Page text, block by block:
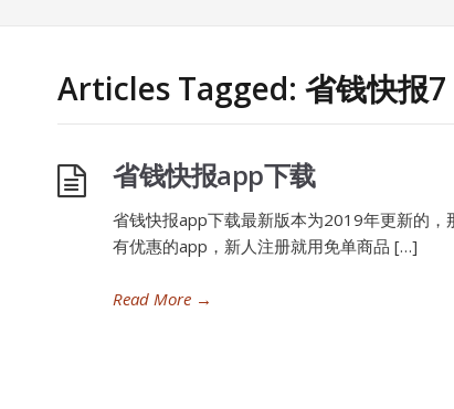
Articles Tagged: 省钱快报7
省钱快报app下载
省钱快报app下载最新版本为2019年更新的，
有优惠的app，新人注册就用免单商品 […]
Read More →